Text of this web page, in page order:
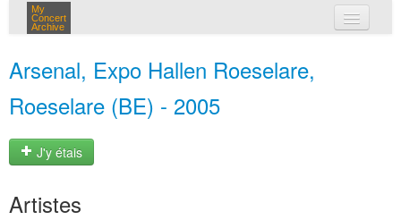
My
Concert
Archive
Arsenal, Expo Hallen Roeselare,
Roeselare (BE) - 2005
J'y étais
Artistes